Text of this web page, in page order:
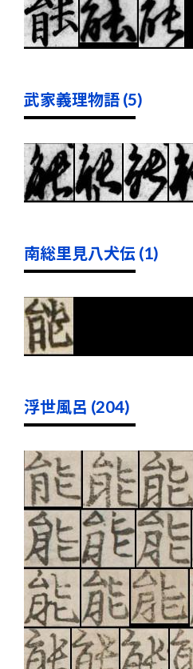
武家義理物語 (5)
南総里見八犬伝 (1)
浮世風呂 (204)